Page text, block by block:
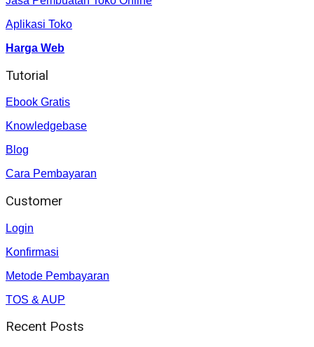
Aplikasi Toko
Harga Web
Tutorial
Ebook Gratis
Knowledgebase
Blog
Cara Pembayaran
Customer
Login
Konfirmasi
Metode Pembayaran
TOS & AUP
Recent Posts